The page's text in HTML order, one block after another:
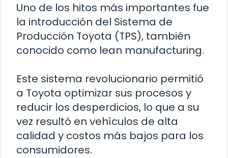
Uno de los hitos más importantes fue
la introducción del Sistema de
Producción Toyota (TPS), también
conocido como lean manufacturing.
Este sistema revolucionario permitió
a Toyota optimizar sus procesos y
reducir los desperdicios, lo que a su
vez resultó en vehículos de alta
calidad y costos más bajos para los
consumidores.